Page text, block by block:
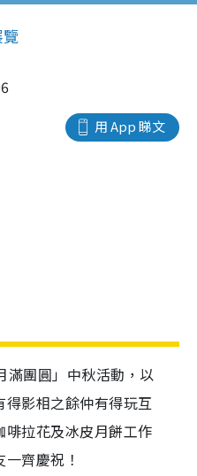
用 App 睇文
滿團圓」中秋活動，以
影相之餘仲有得玩互
拉花及冰皮月餅工作
齊慶祝！